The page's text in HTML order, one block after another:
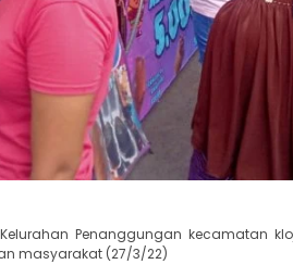
Penanggungan kecamatan
masyarakat (27/3/22)